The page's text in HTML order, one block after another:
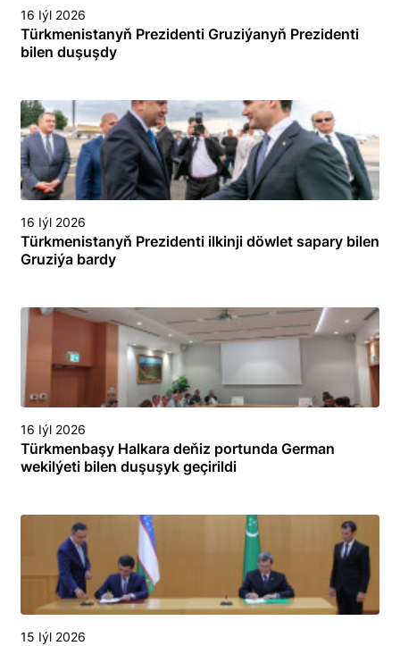
16 Iýl 2026
Türkmenistanyň Prezidenti Gruziýanyň Prezidenti
bilen duşuşdy
16 Iýl 2026
Türkmenistanyň Prezidenti ilkinji döwlet sapary bilen
Gruziýa bardy
16 Iýl 2026
Türkmenbaşy Halkara deňiz portunda German
wekilýeti bilen duşuşyk geçirildi
15 Iýl 2026